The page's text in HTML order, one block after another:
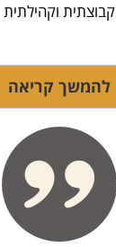
קבוצתית וקהילתית
להמשך קריאה